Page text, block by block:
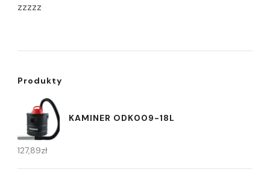
zzzzz
Produkty
KAMINER ODK009-18L
127,89zł